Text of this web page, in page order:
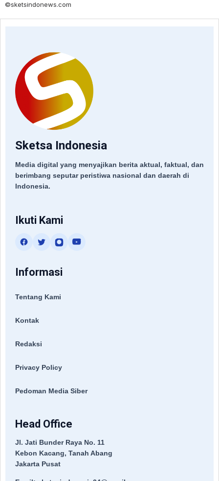
©sketsindonews.com
Sketsa Indonesia
Media digital yang menyajikan berita aktual, faktual, dan
berimbang seputar peristiwa nasional dan daerah di
Indonesia.
Ikuti Kami
Informasi
Tentang Kami
Kontak
Redaksi
Privacy Policy
Pedoman Media Siber
Head Office
Jl. Jati Bunder Raya No. 11
Kebon Kacang, Tanah Abang
Jakarta Pusat